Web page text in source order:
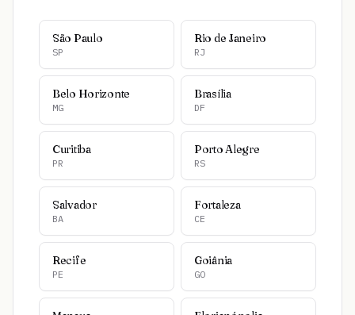
São Paulo
SP
Rio de Janeiro
RJ
Belo Horizonte
MG
Brasília
DF
Curitiba
PR
Porto Alegre
RS
Salvador
BA
Fortaleza
CE
Recife
PE
Goiânia
GO